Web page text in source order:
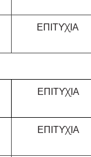
ΕΠΙΤΥΧΙΑ
ΕΠΙΤΥΧΙΑ
ΕΠΙΤΥΧΙΑ